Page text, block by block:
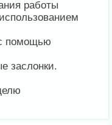
работы
помощью
заслонки.